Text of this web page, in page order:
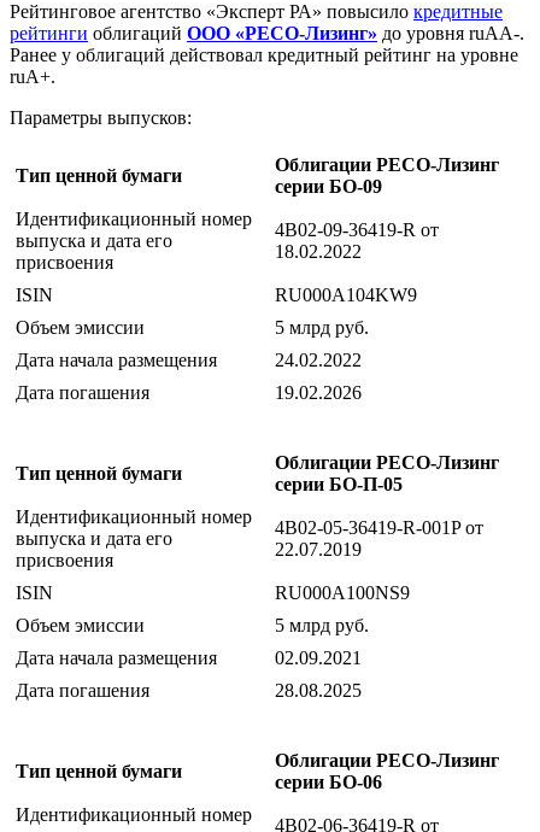
Рейтинговое агентство «Эксперт РА» повысило кредитные
рейтинги облигаций ООО «РЕСО-Лизинг» до уровня ruAА-.
Ранее у облигаций действовал кредитный рейтинг на уровне
ruA+.
Параметры выпусков:
Тип ценной бумаги
Облигации РЕСО-Лизинг
серии БО-09
Идентификационный номер
выпуска и дата его
присвоения
4B02-09-36419-R от
18.02.2022
ISIN
RU000A104KW9
Объем эмиссии
5 млрд руб.
Дата начала размещения
24.02.2022
Дата погашения
19.02.2026
Тип ценной бумаги
Облигации РЕСО-Лизинг
серии БО-П-05
Идентификационный номер
выпуска и дата его
присвоения
4B02-05-36419-R-001P от
22.07.2019
ISIN
RU000A100NS9
Объем эмиссии
5 млрд руб.
Дата начала размещения
02.09.2021
Дата погашения
28.08.2025
Тип ценной бумаги
Облигации РЕСО-Лизинг
серии БО-06
Идентификационный номер
4B02-06-36419-R от